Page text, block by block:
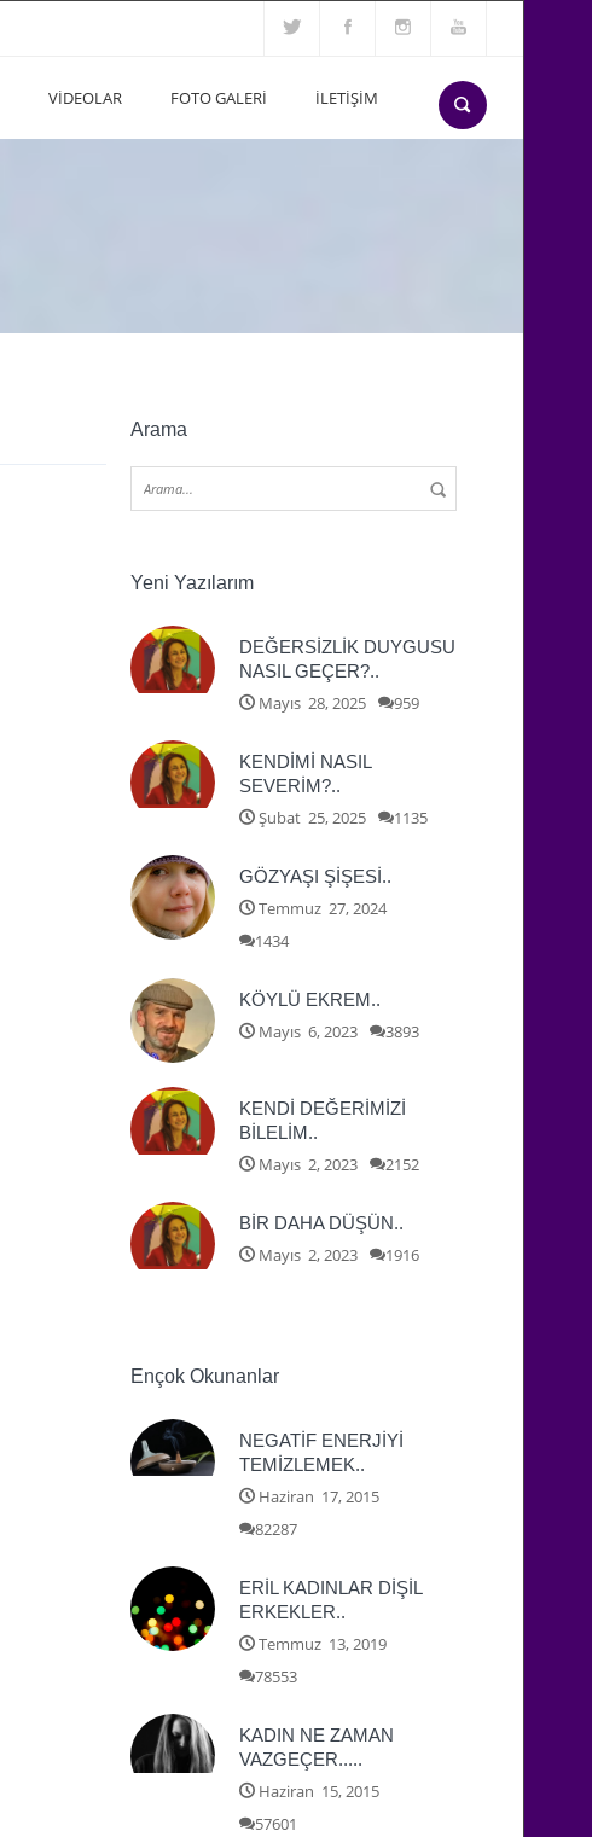
VİDEOLAR FOTO GALERİ İLETİŞİM
Arama
Yeni Yazılarım
DEĞERSİZLİK DUYGUSU
NASIL GEÇER?..
Mayıs 28, 2025 959
KENDİMİ NASIL
SEVERİM?..
Şubat 25, 2025 1135
GÖZYAŞI ŞİŞESİ..
Temmuz 27, 2024
1434
KÖYLÜ EKREM..
Mayıs 6, 2023 3893
KENDİ DEĞERİMİZİ
BİLELİM..
Mayıs 2, 2023 2152
BİR DAHA DÜŞÜN..
Mayıs 2, 2023 1916
Ençok Okunanlar
NEGATİF ENERJİYİ
TEMİZLEMEK..
Haziran 17, 2015
82287
ERİL KADINLAR DİŞİL
ERKEKLER..
Temmuz 13, 2019
78553
KADIN NE ZAMAN
VAZGEÇER.....
Haziran 15, 2015
57601